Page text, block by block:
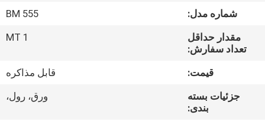
کارخانه
کنترل
شماره مدل:
BM 555
مقدار حداقل
تعداد سفارش:
1 MT
قیمت:
قابل مذاکره
جزئیات بسته
بندی:
ورق، رول،